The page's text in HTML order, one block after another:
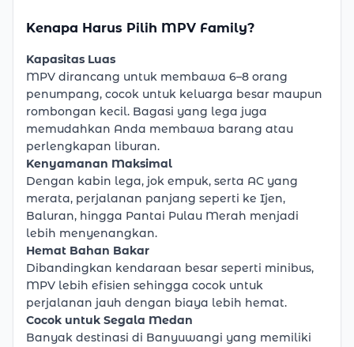
Kenapa Harus Pilih MPV Family?
Kapasitas Luas
MPV dirancang untuk membawa 6–8 orang
penumpang, cocok untuk keluarga besar maupun
rombongan kecil. Bagasi yang lega juga
memudahkan Anda membawa barang atau
perlengkapan liburan.
Kenyamanan Maksimal
Dengan kabin lega, jok empuk, serta AC yang
merata, perjalanan panjang seperti ke Ijen,
Baluran, hingga Pantai Pulau Merah menjadi
lebih menyenangkan.
Hemat Bahan Bakar
Dibandingkan kendaraan besar seperti minibus,
MPV lebih efisien sehingga cocok untuk
perjalanan jauh dengan biaya lebih hemat.
Cocok untuk Segala Medan
Banyak destinasi di Banyuwangi yang memiliki